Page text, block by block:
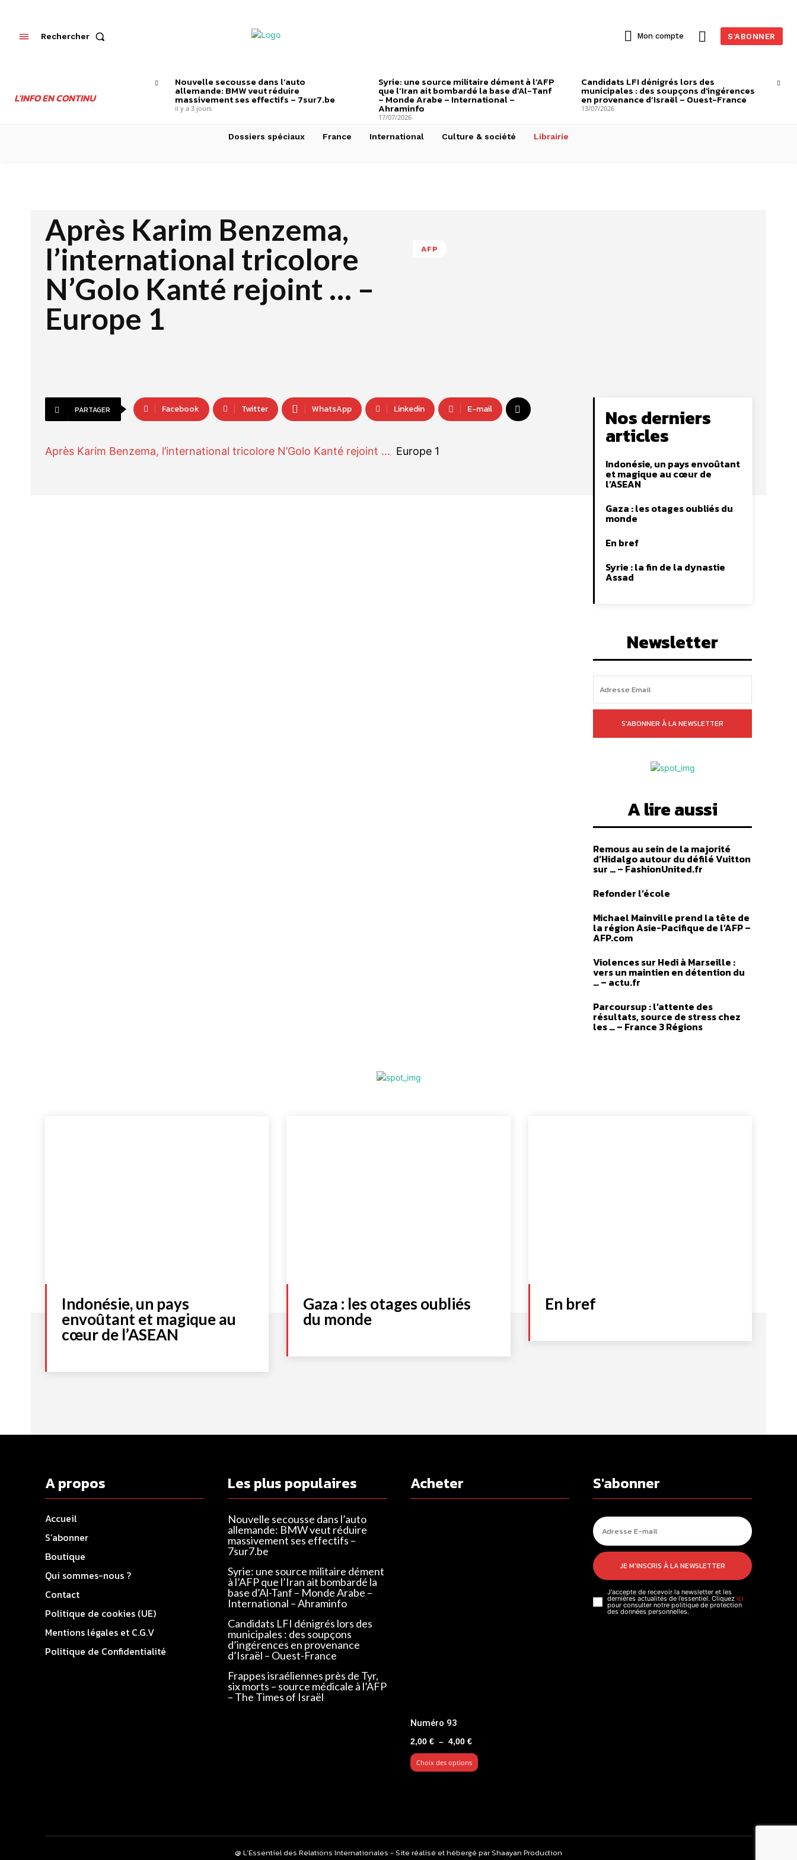
Rechercher Mon compte S'ABONNER
L'INFO EN CONTINU
Nouvelle secousse dans l’auto
allemande: BMW veut réduire
massivement ses effectifs – 7sur7.be
il y a 3 jours
Syrie: une source militaire dément à l’AFP
que l’Iran ait bombardé la base d’Al-Tanf
– Monde Arabe – International –
Ahraminfo
17/07/2026
Candidats LFI dénigrés lors des
municipales : des soupçons d’ingérences
en provenance d’Israël – Ouest-France
13/07/2026
Dossiers spéciaux France International Culture & société Librairie
Après Karim Benzema,
l’international tricolore
N’Golo Kanté rejoint … –
Europe 1
AFP
PARTAGER Facebook Twitter WhatsApp Linkedin E-mail
Après Karim Benzema, l’international tricolore N’Golo Kanté rejoint … Europe 1
Nos derniers
articles
Indonésie, un pays envoûtant
et magique au cœur de
l’ASEAN
Gaza : les otages oubliés du
monde
En bref
Syrie : la fin de la dynastie
Assad
Newsletter
S'ABONNER À LA NEWSLETTER
A lire aussi
Remous au sein de la majorité
d’Hidalgo autour du défilé Vuitton
sur … – FashionUnited.fr
Refonder l’école
Michael Mainville prend la tête de
la région Asie-Pacifique de l’AFP –
AFP.com
Violences sur Hedi à Marseille :
vers un maintien en détention du
… – actu.fr
Parcoursup : l’attente des
résultats, source de stress chez
les … – France 3 Régions
Indonésie, un pays
envoûtant et magique au
cœur de l’ASEAN
Gaza : les otages oubliés
du monde
En bref
A propos
Accueil
S’abonner
Boutique
Qui sommes-nous ?
Contact
Politique de cookies (UE)
Mentions légales et C.G.V
Politique de Confidentialité
Les plus populaires
Nouvelle secousse dans l’auto
allemande: BMW veut réduire
massivement ses effectifs –
7sur7.be
Syrie: une source militaire dément
à l’AFP que l’Iran ait bombardé la
base d’Al-Tanf – Monde Arabe –
International – Ahraminfo
Candidats LFI dénigrés lors des
municipales : des soupçons
d’ingérences en provenance
d’Israël – Ouest-France
Frappes israéliennes près de Tyr,
six morts – source médicale à l’AFP
– The Times of Israël
Acheter
Numéro 93
2,00 € – 4,00 €Plage
de
prix :
Choix des options
S'abonner
JE M'INSCRIS À LA NEWSLETTER
J'accepte de recevoir la newsletter et les
dernières actualités de l’essentiel. Cliquez ici
pour consulter notre politique de protection
des données personnelles.
@ L’Essentiel des Relations Internationales - Site réalisé et hébergé par Shaayan Production